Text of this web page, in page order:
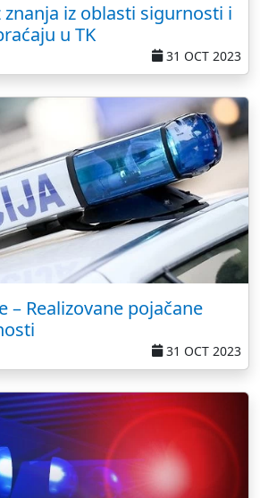
znanja iz oblasti sigurnosti i
u TK
31 OCT 2023
– Realizovane pojačane
31 OCT 2023